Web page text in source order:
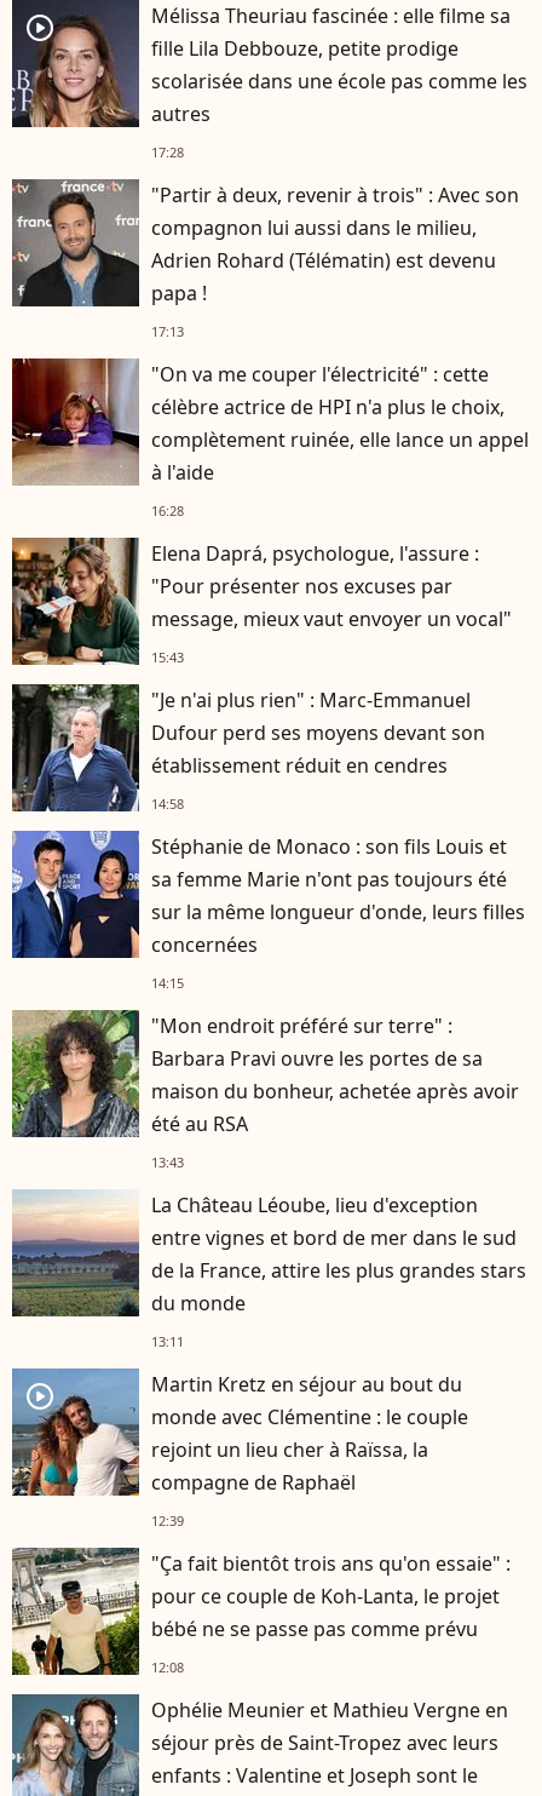
player2
Mélissa Theuriau fascinée : elle filme sa
fille Lila Debbouze, petite prodige
scolarisée dans une école pas comme les
autres
17:28
"Partir à deux, revenir à trois" : Avec son
compagnon lui aussi dans le milieu,
Adrien Rohard (Télématin) est devenu
papa !
17:13
"On va me couper l'électricité" : cette
célèbre actrice de HPI n'a plus le choix,
complètement ruinée, elle lance un appel
à l'aide
16:28
Elena Daprá, psychologue, l'assure :
"Pour présenter nos excuses par
message, mieux vaut envoyer un vocal"
15:43
"Je n'ai plus rien" : Marc-Emmanuel
Dufour perd ses moyens devant son
établissement réduit en cendres
14:58
Stéphanie de Monaco : son fils Louis et
sa femme Marie n'ont pas toujours été
sur la même longueur d'onde, leurs filles
concernées
14:15
"Mon endroit préféré sur terre" :
Barbara Pravi ouvre les portes de sa
maison du bonheur, achetée après avoir
été au RSA
13:43
La Château Léoube, lieu d'exception
entre vignes et bord de mer dans le sud
de la France, attire les plus grandes stars
du monde
13:11
player2
Martin Kretz en séjour au bout du
monde avec Clémentine : le couple
rejoint un lieu cher à Raïssa, la
compagne de Raphaël
12:39
"Ça fait bientôt trois ans qu'on essaie" :
pour ce couple de Koh-Lanta, le projet
bébé ne se passe pas comme prévu
12:08
Ophélie Meunier et Mathieu Vergne en
séjour près de Saint-Tropez avec leurs
enfants : Valentine et Joseph sont le